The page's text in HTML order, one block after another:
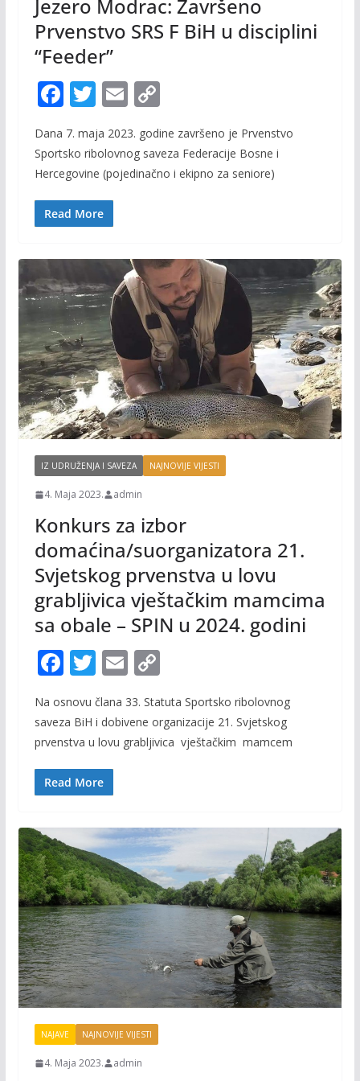
Jezero Modrac: Završeno
Prvenstvo SRS F BiH u disciplini
“Feeder”
F
e
b
o
o
T
itt
er
E
ai
l
C
p
y
Dana 7. maja 2023. godine završeno je Prvenstvo
Sportsko ribolovnog saveza Federacije Bosne i
Hercegovine (pojedinačno i ekipno za seniore)
Read More
IZ UDRUŽENJA I SAVEZA NAJNOVIJE VIJESTI
4. Maja 2023. admin
Konkurs za izbor
domaćina/suorganizatora 21.
Svjetskog prvenstva u lovu
grabljivica vještačkim mamcima
sa obale – SPIN u 2024. godini
F
e
b
o
o
T
w
itt
er
E
ai
l
C
p
y
Na osnovu člana 33. Statuta Sportsko ribolovnog
saveza BiH i dobivene organizacije 21. Svjetskog
prvenstva u lovu grabljivica vještačkim mamcem
Read More
NAJAVE NAJNOVIJE VIJESTI
4. Maja 2023. admin